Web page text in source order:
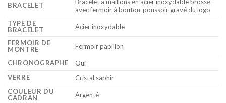
BRACELET
Bracelet à maillons en acier inoxydable brossé
avec fermoir à bouton-poussoir gravé du logo
TYPE DE
BRACELET
Acier inoxydable
FERMOIR DE
MONTRE
Fermoir papillon
CHRONOGRAPHE
Oui
VERRE
Cristal saphir
COULEUR DU
CADRAN
Argenté